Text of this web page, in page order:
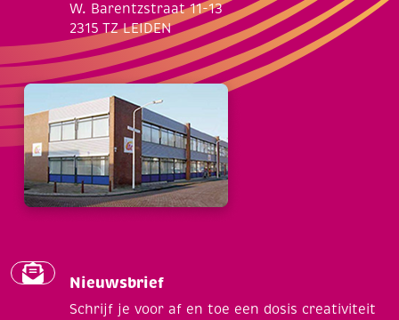
W. Barentzstraat 11-13
2315 TZ LEIDEN
Nieuwsbrief
Schrijf je voor af en toe een dosis creativiteit